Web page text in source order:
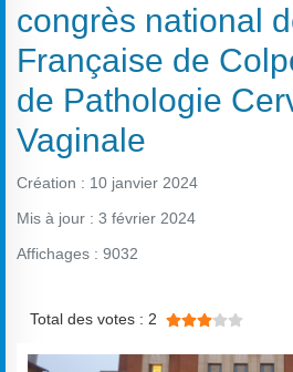
congrès national
Française de
de Pathologie
Vaginale
Création : 10 janvier 2024
Mis à jour : 3 février 2024
Affichages : 9032
Total des votes : 2